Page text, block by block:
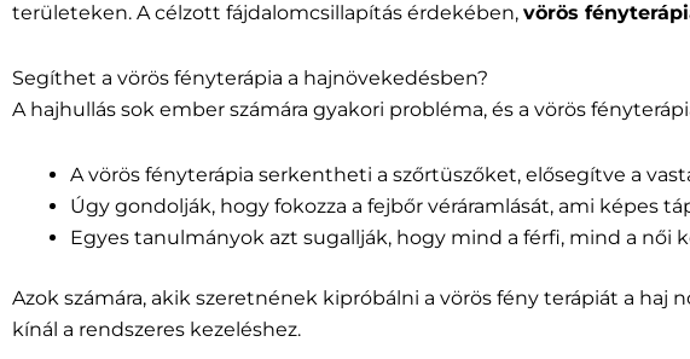
területeken. A célzott fájdalomcsillapítás érdekében, vörös
Segíthet a vörös fényterápia a hajnövekedésben?
A hajhullás sok ember számára gyakori probléma, és a vörös
A vörös fényterápia serkentheti a szőrtüszőket, elősegítve a
Úgy gondolják, hogy fokozza a fejbőr véráramlását, ami képes
Egyes tanulmányok azt sugallják, hogy mind a férfi, mind a női
Azok számára, akik szeretnének kipróbálni a vörös fény terápiát a haj
kínál a rendszeres kezeléshez.